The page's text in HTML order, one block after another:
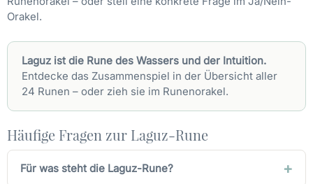
Orakel.
Laguz ist die Rune des Wassers und der Intuition.
Entdecke das Zusammenspiel in der Übersicht aller
24 Runen – oder zieh sie im Runenorakel.
Häufige Fragen zur Laguz-Rune
Für was steht die Laguz-Rune?